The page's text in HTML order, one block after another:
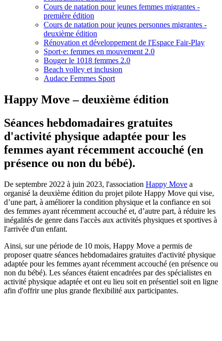
Cours de natation pour jeunes femmes migrantes -
première édition
Cours de natation pour jeunes personnes migrantes -
deuxième édition
Rénovation et développement de l'Espace Fair-Play
Sport·e: femmes en mouvement 2.0
Bouger le 1018 femmes 2.0
Beach volley et inclusion
Audace Femmes Sport
Happy Move – deuxième édition
Séances hebdomadaires gratuites
d'activité physique adaptée pour les
femmes ayant récemment accouché (en
présence ou non du bébé).
De septembre 2022 à juin 2023, l'association Happy Move a
organisé la deuxième édition du projet pilote Happy Move qui vise,
d’une part, à améliorer la condition physique et la confiance en soi
des femmes ayant récemment accouché et, d’autre part, à réduire les
inégalités de genre dans l'accès aux activités physiques et sportives à
l'arrivée d'un enfant.
Ainsi, sur une période de 10 mois, Happy Move a permis de
proposer quatre séances hebdomadaires gratuites d'activité physique
adaptée pour les femmes ayant récemment accouché (en présence ou
non du bébé). Les séances étaient encadrées par des spécialistes en
activité physique adaptée et ont eu lieu soit en présentiel soit en ligne
afin d'offrir une plus grande flexibilité aux participantes.